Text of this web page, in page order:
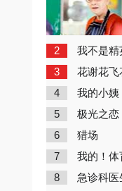
2 我不是精
3 花谢花飞
4 我的小姨
5 极光之恋
6 猎场
7 我的！体
8 急诊科医